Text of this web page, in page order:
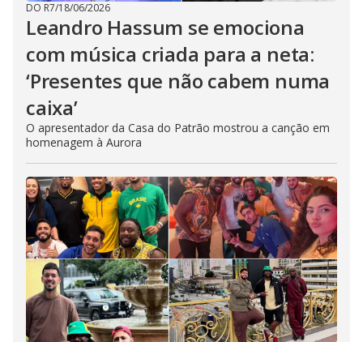
DO R7/18/06/2026
Leandro Hassum se emociona
com música criada para a neta:
‘Presentes que não cabem numa
caixa’
O apresentador da Casa do Patrão mostrou a canção em
homenagem à Aurora